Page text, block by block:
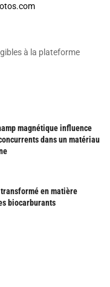
à la plateforme
magnétique influence
dans un matériau
en matière
biocarburants